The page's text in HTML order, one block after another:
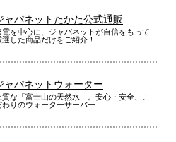
ャパネットたかた公式通販
電を中心に、ジャパネットが自信をもって
選した商品だけをご紹介！
ャパネットウォーター
質な「富士山の天然水」。安心・安全、こ
わりのウォーターサーバー